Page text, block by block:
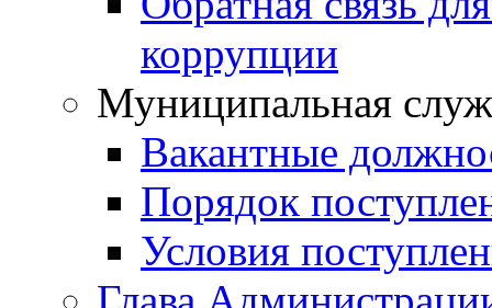
коррупции
Муниципальная
Вакантные
Порядок
Условия